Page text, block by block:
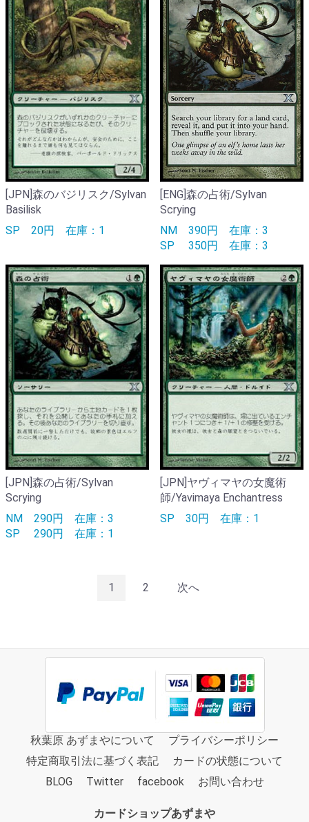
[JPN]森のバジリスク/Sylvan
Basilisk
SP 20円 在庫：1
[ENG]森の占術/Sylvan
Scrying
NM 390円 在庫：3
SP
350円 在庫：3
[JPN]森の占術/Sylvan
Scrying
NM 290円 在庫：3
SP
290円 在庫：1
[JPN]ヤヴィマヤの女魔術
師/Yavimaya Enchantress
SP 30円 在庫：1
1 2 次へ
秋葉原 あずまやについて
プライバシーポリシー
特定商取引法に基づく表記
カードの状態について
BLOG
Twitter facebook お問い合わせ
カードショップあずまや